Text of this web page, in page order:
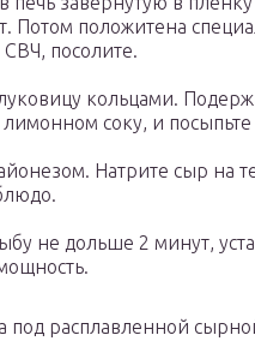
Потом положитена
посолите.
кольцами.
соку, и
Натрите сыр на
не дольше 2 минут,
под расплавленной